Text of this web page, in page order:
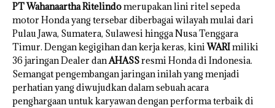
PT Wahanaartha Ritelindomerupakan lini ritel sepeda
motor Honda yang tersebar diberbagai wilayah mulai dari
Pulau Jawa, Sumatera, Sulawesi hingga Nusa Tenggara
Timur. Dengan kegigihan dan kerja keras, kiniWARImiliki
36 jaringan Dealer danAHASSresmi Honda di Indonesia.
Semangat pengembangan jaringan inilah yang menjadi
perhatian yang diwujudkan dalam sebuah acara
penghargaan untuk karyawan dengan performa terbaik di